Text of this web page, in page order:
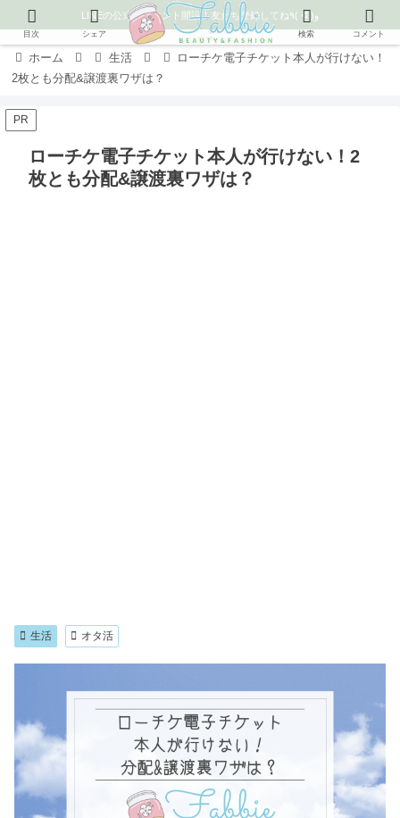
LINEの公式アカウント開設！友だち登録してね٩( ᐛ )و
ホーム 生活
ローチケ電子チケット本人が行けない！
2枚とも分配&譲渡裏ワザは？
PR
ローチケ電子チケット本人が行けない！2
枚とも分配&譲渡裏ワザは？
生活 オタ活
目次 シェア 検索 コメント